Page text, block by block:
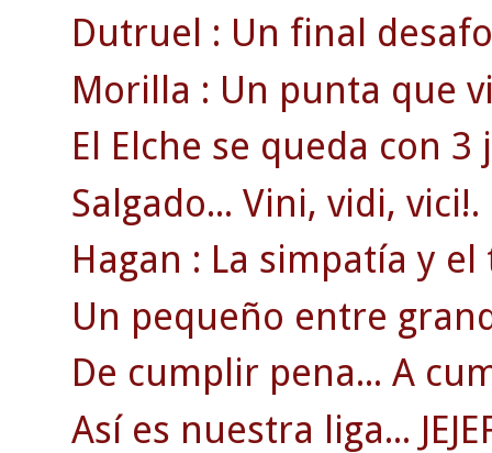
Dutruel : Un final
Morilla : Un punta que
El Elche se queda con
Salgado... Vini, vidi, vici!.
Hagan : La simpatía y
Un pequeño entre
De cumplir pena... A
Así es nuestra liga...